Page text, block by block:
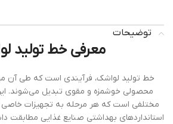
توضیحات
معرفی خط تولید
خط تولید لواشک، فرآیندی است که طی آن
محصولی خوشمزه و مقوی تبدیل می‌شوند.
مختلفی است که هر مرحله به تجهیزات خاصی
استانداردهای بهداشتی صنایع غذایی مطابقت